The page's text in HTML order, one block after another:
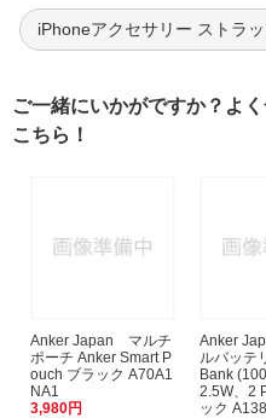
iPhoneアクセサリー ストラ
ご一緒にいかがですか？よ
こちら！
Anker Japan マルチ
ポーチ Anker Smart P
ouch ブラック A70A1
NA1
3,980円
Anker
ルバッテ
Bank
2.5W、2
ック